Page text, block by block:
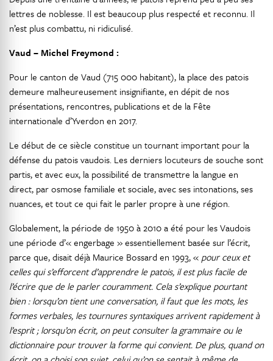
lettres de noblesse. Il est beaucoup plus respecté et reconnu. Il
n’est plus combattu, ni ridiculisé.
Vaud – Michel Freymond :
Pour le canton de Vaud (715 000 habitant), la place des patois
demeure malheureusement insignifiante, en dépit de nos
présentations, rencontres, publications et de la Fête
internationale d’Yverdon en 2017.
Le début de ce siècle constitue un tournant important pour la
défense du patois vaudois. Les derniers locuteurs de souche sont
partis, et avec eux, la possibilité de transmettre la langue en
direct, par osmose familiale et sociale, avec ses intonations, ses
nuances, et tout ce qui fait le parler propre à une région.
Globalement, la période de 1950 à 2010 a été pour les Vaudois
une période d’« engerbage » essentiellement basée sur l’écrit,
parce que, disait déjà Maurice Bossard en 1993, « pour ceux et
celles qui s’efforcent d’apprendre le patois, il est plus facile de
l’écrire que de le parler couramment. Cela s’explique pourtant
bien : lorsqu’on tient une conversation, il faut que les mots, les
formes verbales, les tournures syntaxiques arrivent rapidement à
l’esprit ; lorsqu’on écrit, on peut consulter la grammaire ou le
dictionnaire pour trouver la forme qui convient. De plus, quand on